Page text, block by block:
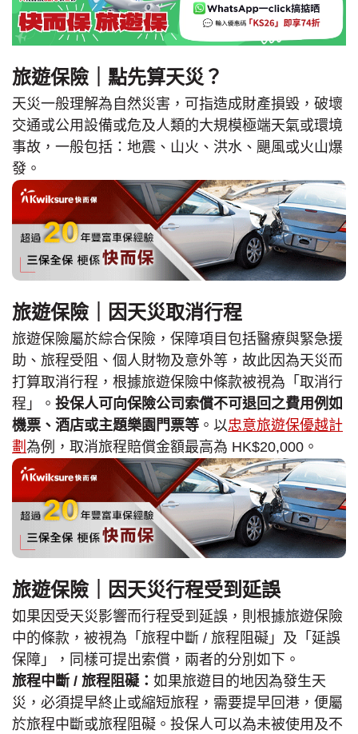
旅遊保險｜點先算天災？
天災一般理解為自然災害，可指造成財產損毀，破壞
交通或公用設備或危及人類的大規模極端天氣或環境
事故，一般包括：地震、山火、洪水、颶風或火山爆
發。
旅遊保險｜因天災取消行程
旅遊保險屬於綜合保險，保障項目包括醫療與緊急援
助、旅程受阻、個人財物及意外等，故此因為天災而
打算取消行程，根據旅遊保險中條款被視為「取消行
程」。 投保人可向保險公司索償不可退回之費用例如
機票、酒店或主題樂園門票等 。以忠意旅遊保優越計
劃 為例，取消旅程賠償金額最高為 HK$20,000。
旅遊保險｜因天災行程受到延誤
如果因受天災影響而行程受到延誤，則根據旅遊保險
中的條款，被視為「旅程中斷 / 旅程阻礙」及「延誤
保障」，同樣可提出索償，兩者的分別如下。
旅程中斷 / 旅程阻礙： 如果旅遊目的地因為發生天
災，必須提早終止或縮短旅程，需要提早回港，便屬
於旅程中斷或旅程阻礙。投保人可以為未被使用及不